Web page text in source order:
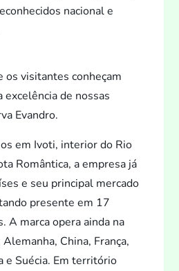
nacional e
os visitantes conheçam
excelência de nossas
Evandro.
em Ivoti, interior do Rio
Romântica, a empresa já
e seu principal mercado
presente em 17
A marca opera ainda na
China, França,
e Suécia. Em território